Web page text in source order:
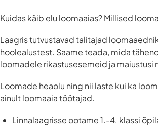
Kuidas käib elu loomaaias? Millised
Laagris tutvustavad talitajad
hoolealustest. Saame teada, mida
loomadele rikastusesemeid ja maiustusi
Loomade heaolu ning nii laste kui ka
ainult loomaaia töötajad.
Linnalaagrisse ootame 1.-4. klassi